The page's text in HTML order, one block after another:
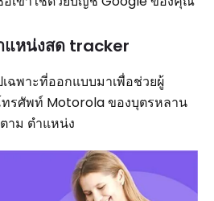
แหน่งสด tracker
เฉพาะที่ออกแบบมาเพื่อช่วยผู้
รศัพท์ Motorola ของบุตรหลาน
าม ตำแหน่ง